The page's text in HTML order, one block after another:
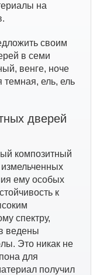
на
своим
в семи
венге, ноче
темная, ель, ель
дверей
композитный
ему особых
к
спектру,
ведены
Это никак не
для
получил